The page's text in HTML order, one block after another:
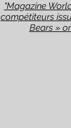
"Magazine
compétiteurs
Bears »